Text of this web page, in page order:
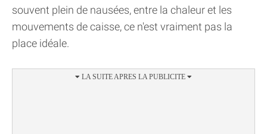
souvent plein de nausées, entre la chaleur et les
mouvements de caisse, ce n'est vraiment pas la
place idéale.